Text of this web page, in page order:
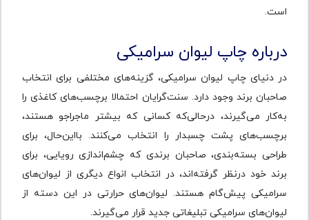
است.
درباره چاپ لیوان‌ سرامیکی
در دنیای چاپ لیوان سرامیکی، گزینه‌های مختلفی برای انتخاب
صاحبان برند وجود دارد. سنت‌گرایان احتمالا برچسب‌های کاغذی را
به‌کار می‌گیرند، درحالی‌که کسانی که بیشتر ماجراجو هستند،
برچسب‌های پشت چسبدار را انتخاب می‌کنند. با‌این‌حال، برای
طراحی بسته‌بندی، صاحبان برندی که چشم‌اندازی رویایی، برای
برند خود درنظر گرفته‌اند، در انتخاب انواع دیگری از لیوان‌های
سرامیکی پیش‌گام هستند. لیوان‌های حرارتی در این دسته از
لیوان‌های سرامیکی تبلیغاتی جدید قرار می‌گیرند.